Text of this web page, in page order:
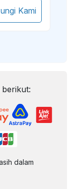
Kami
berikut:
dalam